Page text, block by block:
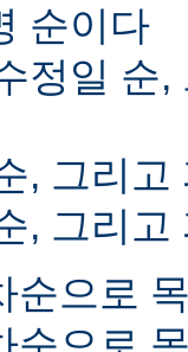
순이다
정일 순
, 그리고
, 그리고
순으로